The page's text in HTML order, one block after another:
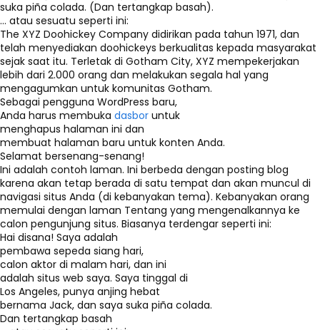
suka piña colada. (Dan tertangkap basah).
… atau sesuatu seperti ini:
The XYZ Doohickey Company didirikan pada tahun 1971, dan
telah menyediakan doohickeys berkualitas kepada masyarakat
sejak saat itu. Terletak di Gotham City, XYZ mempekerjakan
lebih dari 2.000 orang dan melakukan segala hal yang
mengagumkan untuk komunitas Gotham.
Sebagai pengguna WordPress baru,
Anda harus membuka dasbor untuk
menghapus halaman ini dan
membuat halaman baru untuk konten Anda.
Selamat bersenang-senang!
Ini adalah contoh laman. Ini berbeda dengan posting blog
karena akan tetap berada di satu tempat dan akan muncul di
navigasi situs Anda (di kebanyakan tema). Kebanyakan orang
memulai dengan laman Tentang yang mengenalkannya ke
calon pengunjung situs. Biasanya terdengar seperti ini:
Hai disana! Saya adalah
pembawa sepeda siang hari,
calon aktor di malam hari, dan ini
adalah situs web saya. Saya tinggal di
Los Angeles, punya anjing hebat
bernama Jack, dan saya suka piña colada.
Dan tertangkap basah